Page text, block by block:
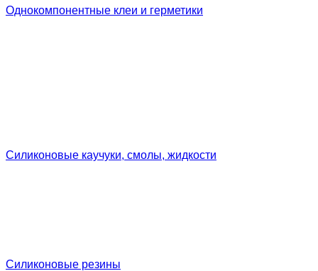
Однокомпонентные клеи и герметики
Силиконовые каучуки, смолы, жидкости
Силиконовые резины